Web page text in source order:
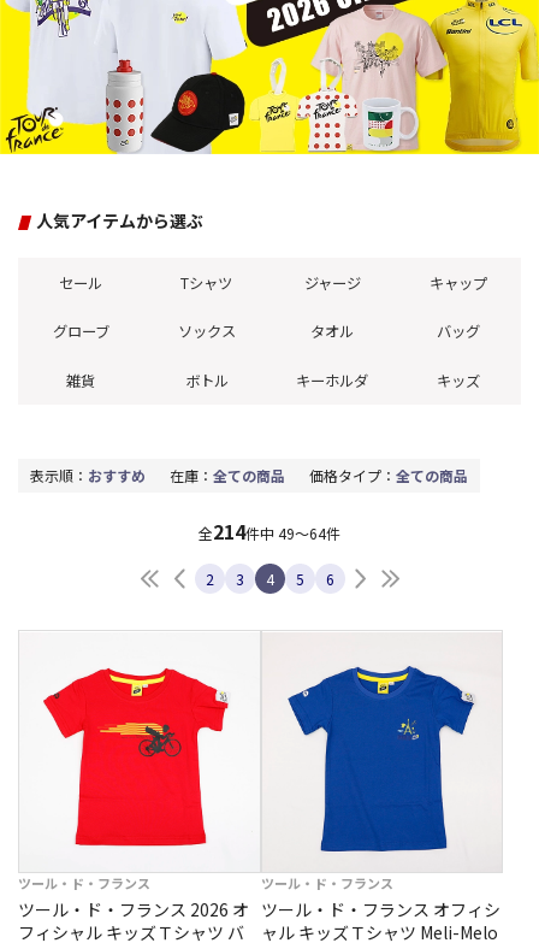
人気アイテムから選ぶ
セール Tシャツ ジャージ キャップ
グローブ ソックス タオル バッグ
雑貨 ボトル キーホルダ キッズ
表示順： おすすめ 在庫： 全ての商品 価格タイプ： 全ての商品
全214件中 49～64件
最初へ前へ
2 3 4 5 6 次へ
ツール・ド・フランス
ツール・ド・フランス 2026 オ
フィシャル キッズＴシャツ バ
ツール・ド・フランス
ツール・ド・フランス オフィシ
ャル キッズＴシャツ Meli-Melo